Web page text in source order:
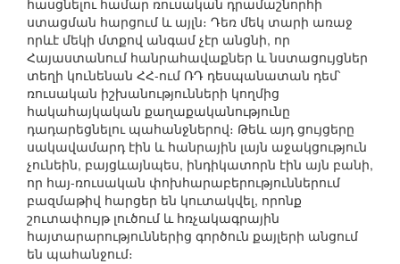
հասցնելու համար ռուսական դրամաշնորհի
ստացման հարցում և այլն։ Դեռ մեկ տարի առաջ
որևէ մեկի մտքով անգամ չէր անցնի, որ
Հայաստանում հանրահավաքներ և նստացույցներ
տեղի կունենան ՀՀ-ում ՌԴ դեսպանատան դեմ՝
ռուսական իշխանությունների կողմից
հակահայկական քաղաքականությունը
դադարեցնելու պահանջներով։ Թեև այդ ցույցերը
սակավամարդ էին և հանրային լայն աջակցություն
չունեին, բայցևայնպես, ինդիկատորն էին այն բանի,
որ հայ-ռուսական փոխհարաբերություններում
բազմաթիվ հարցեր են կուտակվել, որոնք
շուտափույթ լուծում և հռչակագրային
հայտարարություններից գործուն քայլերի անցում
են պահանջում։